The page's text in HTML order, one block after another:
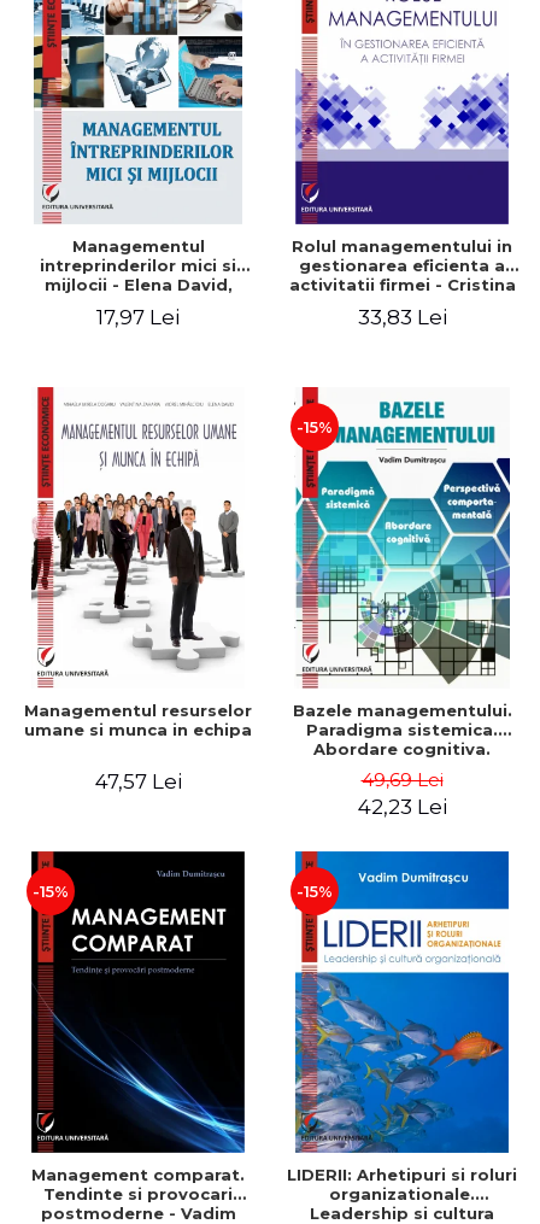
Managementul
intreprinderilor mici si
mijlocii - Elena David,
Roxana Carmen Ionescu,
17,97 Lei
Rolul managementului in
gestionarea eficienta a
activitatii firmei - Cristina
Gabriel Nastase, Mihaela-
33,83 Lei
Managementul resurselor
umane si munca in echipa
47,57 Lei
-15%
Bazele managementului.
Paradigma sistemica.
Abordare cognitiva.
comportamentala - Vadim
Dumitrascu
49,69 Lei
42,23 Lei
-15%
Management comparat.
Tendinte si provocari
postmoderne - Vadim
-15%
LIDERII: Arhetipuri si roluri
organizationale.
Leadership si cultura